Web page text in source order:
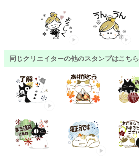
同じクリエイターの他のスタンプはこちら